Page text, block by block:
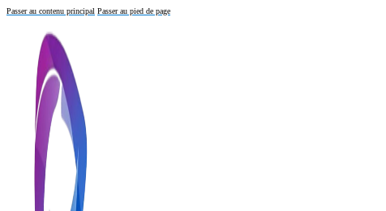
Passer au contenu principal Passer au pied de page